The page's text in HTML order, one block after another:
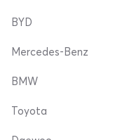
BYD
Mercedes-Benz
BMW
Toyota